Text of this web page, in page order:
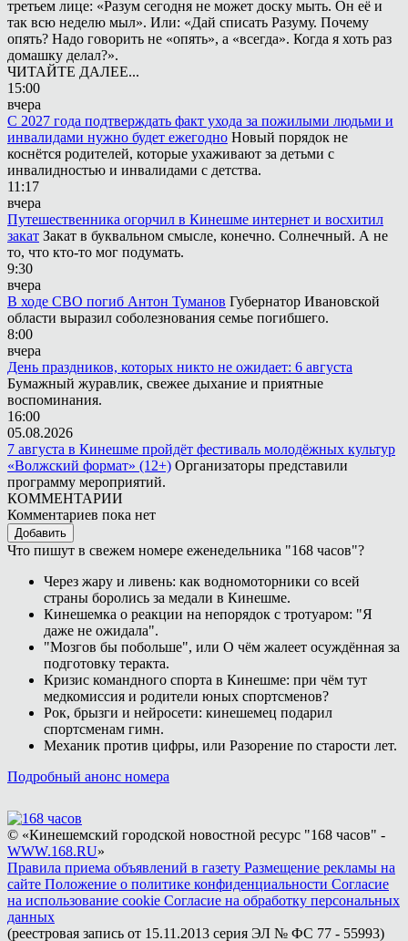
третьем лице: «Разум сегодня не может доску мыть. Он её и
так всю неделю мыл». Или: «Дай списать Разуму. Почему
опять? Надо говорить не «опять», а «всегда». Когда я хоть раз
домашку делал?».
ЧИТАЙТЕ ДАЛЕЕ...
15:00
вчера
С 2027 года подтверждать факт ухода за пожилыми людьми и
инвалидами нужно будет ежегодно Новый порядок не
коснётся родителей, которые ухаживают за детьми с
инвалидностью и инвалидами с детства.
11:17
вчера
Путешественника огорчил в Кинешме интернет и восхитил
закат Закат в буквальном смысле, конечно. Солнечный. А не
то, что кто-то мог подумать.
9:30
вчера
В ходе СВО погиб Антон Туманов Губернатор Ивановской
области выразил соболезнования семье погибшего.
8:00
вчера
День праздников, которых никто не ожидает: 6 августа
Бумажный журавлик, свежее дыхание и приятные
воспоминания.
16:00
05.08.2026
7 августа в Кинешме пройдёт фестиваль молодёжных культур
«Волжский формат» (12+) Организаторы представили
программу мероприятий.
КОММЕНТАРИИ
Комментариев пока нет
Добавить
Что пишут в свежем номере еженедельника "168 часов"?
Через жару и ливень: как водномоторники со всей
страны боролись за медали в Кинешме.
Кинешемка о реакции на непорядок с тротуаром: "Я
даже не ожидала".
"Мозгов бы побольше", или О чём жалеет осуждённая за
подготовку теракта.
Кризис командного спорта в Кинешме: при чём тут
медкомиссия и родители юных спортсменов?
Рок, брызги и нейросети: кинешемец подарил
спортсменам гимн.
Механик против цифры, или Разорение по старости лет.
Подробный анонс номера
© «Кинешемский городской новостной ресурс "168 часов" -
WWW.168.RU»
Правила приема объявлений в газету Размещение рекламы на
сайте Положение о политике конфиденциальности Согласие
на использование cookie Согласие на обработку персональных
данных
(реестровая запись от 15.11.2013 серия ЭЛ № ФС 77 - 55993)